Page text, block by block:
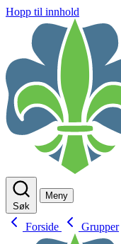
Hopp til innhold
Søk
Meny
Forside Grupper